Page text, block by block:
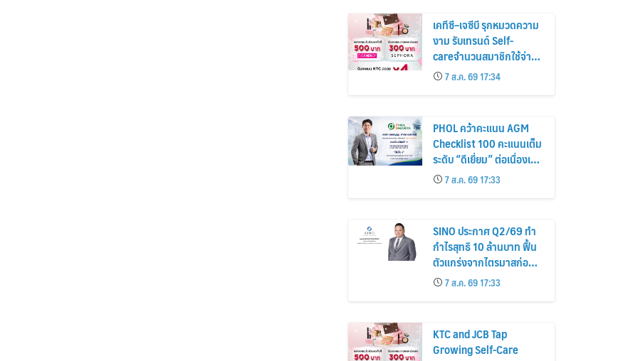
เคทีซี–เจซีบี รุกหมวดความ
งาม รับเทรนด์ Self-
careจำนวนสมาชิกใช้จ่าย
หมวดเครื่องสำอางเพิ่ม
26%
7 ส.ค. 69 17:34
PHOL คว้าคะแนน AGM
Checklist 100 คะแนนเต็ม
ระดับ “ดีเยี่ยม” ต่อเนื่องเป็น
ปีที่ 7 ตอกย้ำการดำเนิน
ธุรกิจตามหลักธรรมาภิบาล
โปร่งใส สร้างความเชื่อมั่นผู้
7 ส.ค. 69 17:33
SINO ประกาศ Q2/69 ทำ
กำไรสุทธิ 10 ล้านบาท ฟื้น
ตัวแกร่งจากไตรมาสก่อน
เตรียมจ่ายปันผลระหว่าง
กาล 0.014423 บาทต่อหุ้น
ครึ่งปีหลังมุ่งเติบโตต่อเนื่อง
7 ส.ค. 69 17:33
KTC and JCB Tap
Growing Self-Care